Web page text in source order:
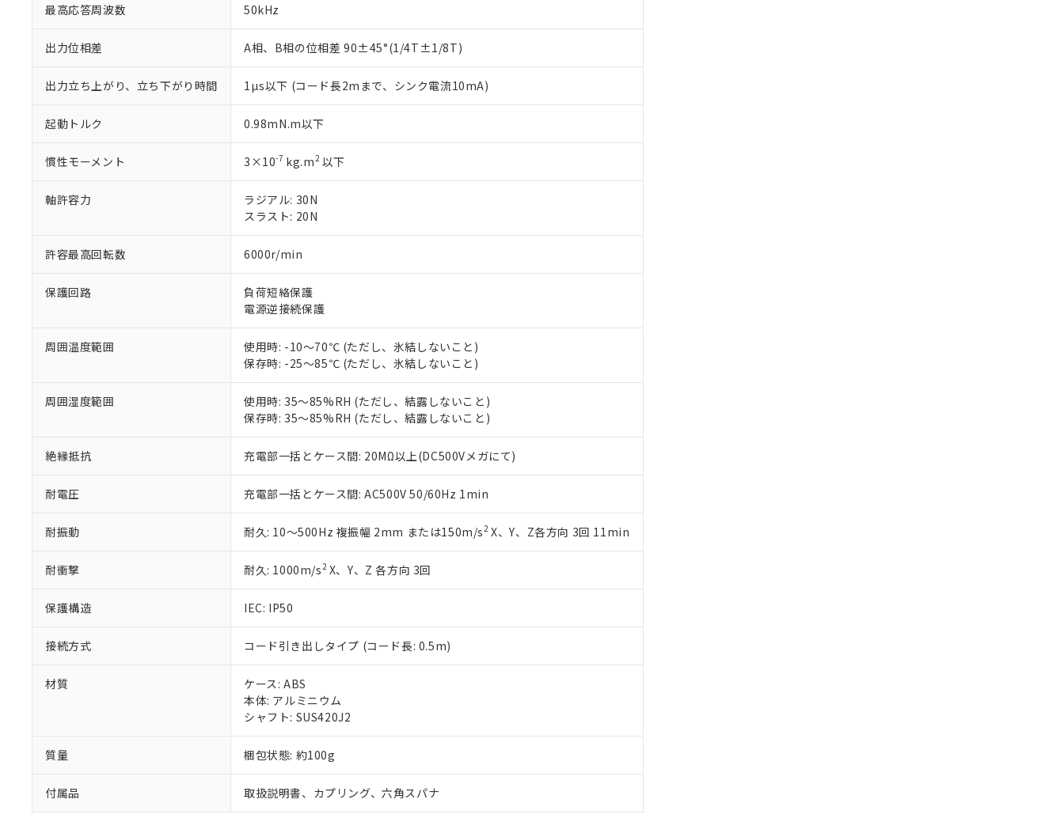
最高応答周波数 50kHz
出力位相差 A相、B相の位相差 90±45°(1/4T±1/8T)
出力立ち上がり、立ち下がり時間 1µs以下 (コード長2mまで、シンク電流10mA)
起動トルク 0.98mN.m以下
慣性モーメント 3×10-7 kg.m2以下
軸許容力
ラジアル: 30N
スラスト: 20N
許容最高回転数 6000r/min
保護回路
負荷短絡保護
電源逆接続保護
周囲温度範囲
使用時: -10～70℃ (ただし、氷結しないこと)
保存時: -25～85℃ (ただし、氷結しないこと)
周囲湿度範囲
使用時: 35～85%RH (ただし、結露しないこと)
保存時: 35～85%RH (ただし、結露しないこと)
絶縁抵抗 充電部一括とケース間: 20MΩ以上(DC500Vメガにて)
耐電圧 充電部一括とケース間: AC500V 50/60Hz 1min
耐振動 耐久: 10～500Hz 複振幅 2mm または150m/s2X、Y、Z各方向 3回 11min
耐衝撃 耐久: 1000m/s2X、Y、Z 各方向 3回
保護構造 IEC: IP50
接続方式 コード引き出しタイプ (コード長: 0.5m)
材質
ケース: ABS
本体: アルミニウム
シャフト: SUS420J2
質量 梱包状態: 約100g
付属品 取扱説明書、カプリング、六角スパナ
ご利用条件
本サービスは、当社制御機器事業取扱商品の当社在庫状況および標準価格(税抜)を提供させていただ
くものです。
在庫状況および標準価格照会結果は、記載している更新日時点での社内データに基づき作成されるも
のであり、閲覧された時点での実際の在庫および標準価格とは異なる場合があることをご了承くださ
い。
当社販売員にご相談ください。
オムロン制御機器販売店や当社販売拠点は「販売ネットワーク
」をご確認ください。
在庫状況および標準価格結果を当社の事前の承諾なく第三者に漏洩または開示しないようお願いしま
す。
マイパーツ機能（部品リスト作成サービス）をご利用いただくには、I-Webメンバーズにご登録され
ている必要があります。
お客様が当ウェブサイト上で当社にご登録された部品リストについて、当社および当社の共同利用者
が、当社の製品・サービスに関するお客様との取引・商談に必要な範囲で利用することをご了承くだ
※当社の共同利用者とは、"個人情報の共同利用に関して"
いる法人を指します。
対応済み：EU RoHS指令（10物質）の非含有に対応した製品が提供可能な商品です。
対応予定：EU RoHS指令（10物質）の非含有に対応した製品に切り替える予定のある商品です。
対応予定なし：EU RoHS指令（10物質）の非含有に非対応の商品で、対応品を出す予定はありません。
調査・確認中：EU RoHS指令（10物質）の非含有の対応状況を調査中または確認中の商品です。
仕入先様の事情により、非含有部品としていたものが、含有品と判明した場合などやむを得ず変更すること
があります。
*EU RoHS指令（10物質）：
鉛(Pb) 1000ppm以下、 水銀(Hg) 1000ppm以下、 カドミウム(Cd) 100ppm以下、
六価クロム(Cr(Ⅵ)) 1000ppm以下、ポリ臭化ビフェニル類(PBB) 1000ppm以下、ポリ臭化ジフェニルエーテル類(PBDE) 1000ppm以下、
フタル酸ビス(2-エチルヘキシル) (DEHP)(別名：DOP) 1000ppm以下、フタル酸ブチルベンジル（BBP） 1000ppm以下、フタル酸ジブチ
但し、RoHS指令で産業用監視および制御機器に対する適用除外項目は除く。
フタル酸エステル類の４物質については閾値を超える意図的な使用がないことを確認しています。
※2 対応予定月
部品在庫の切り替え状況などにより、予定月が前後することがあります。
※3 非含有証明書ダウンロード
下記の非含有証明書をダウンロードすることができます。
EU RoHS指令（10物質）の非含有証明書
51物質の非含有証明書（当社基準）
※本証明書は発行日時点で非含有を証明するもので、過去に遡って非含有を証明するものではありません。
また、RoHS指令のフタル酸エステル類４物質の対応では、対応完了までの期間は出荷製品に未対応品が
混在することから備考欄に対応日を記載しておりました。
既に当社にて対応品への在庫切替を完了していることから、特段のことがない限り、2022年1月12日よ
り割愛しております。
※1 中国RoHS○×表
「○」：最大均質材料含有率が中国RoHSの基準値以下であることを示します。
「－」：未確認です。当社販売部門へお問い合わせください。
Pb(鉛) :1000ppm、 Hg(水銀) : 1000ppm、 Cd(カドミウム) : 100ppm、
Cr(Ⅵ)(六価クロム) : 1000ppm、 PBBs(ポリ臭化ビフェニル類) : 1000ppm、 PBDEs(ポリ臭化ジフェニルエーテル類) : 1000ppm、
DBP(フタル酸ジブチル) : 1000ppm、 DIBP(フタル酸ジイソブチル) : 1000ppm、 BBP(フタル酸ブチルベンジル) : 1000ppm、
DEHP(フタル酸ビス(2-エチルヘキシル)) : 1000ppm
※2 環境保護使用期限
「ｅ」：有害物質（10物質）のすべてが基準値以下であることを示します。
「10」：通常の使用状況下において有害物質が外部に漏えいし、環境に深刻な影響を及ぼさない年数を意
味します。
「－」：未確認です。当社販売部門へお問い合わせください。
当社は、これら貴社製品のうち、外国為替および外国貿易法に定める商品（以下｢規制貨物等」とい
う）を輸出または国外への提供する場合は、日本国政府の輸出許可(または役務取引許可)を取得する
などの必要な手続きをとります。
当社は規制貨物を破棄する場合は、完全に破砕するなど、違法に輸出されないよう必要な手段を講じ
ます。
当社は、貴社製品を第三者に販売する場合は、上記1、2および3の内容を当該第三者に通知します。
また当社は、販売先および販売に係わる関係者が違法に輸出するおそれがある場合は、取り引きをい
たしません。
記
号
説明
○ 一定数以上の在庫あり
△
－
在庫なし(最新の在庫状況については、お客様のお取引先、またはお客様担当のオムロン制御
機器販売店・当社販売員にご確認ください)
空
白
受注生産機種、また在庫状況の情報を公開していない機種